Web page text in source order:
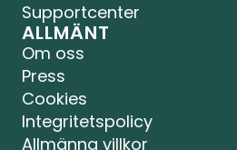
Supportcenter
ALLMÄNT
Om oss
Press
Cookies
Integritetspolicy
Allmänna villkor